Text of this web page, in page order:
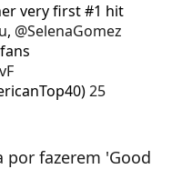
very first #1 hit
, @SelenaGomez
25
fazerem 'Good